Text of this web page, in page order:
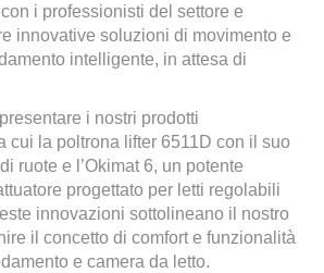
i professionisti del settore e
innovative soluzioni di movimento e
intelligente, in attesa di
i nostri prodotti
cui la poltrona lifter 6511D con il suo
ruote e l’Okimat 6, un potente
progettato per letti regolabili
innovazioni sottolineano il nostro
il concetto di comfort e funzionalità
e camera da letto.